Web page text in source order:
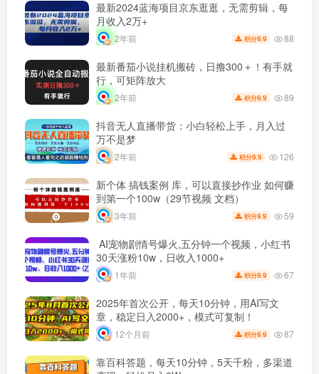
最新2024蓝海项目京东逛逛，无需剪辑，每
月收入2万+
2年前 积分9.9 88
最新番茄小说挂机搬砖，日撸300＋！有手就
行，可矩阵放大
2年前 积分9.9 89
抖音无人直播带货：小白轻松上手，月入过
万不是梦
2年前 积分9.9 126
新个体 搞钱案例 库，可以直接抄作业 如何赚
到第一个100w（29节视频 文档）
3年前 积分9.9 59
AI宠物剧情号爆火,五分钟一个视频，小红书
30天涨粉10w，日收入1000+
1年前 积分9.9 67
2025年首次公开，每天10分钟，用AI写文
章，稳定日入2000+，模式可复制！
12个月前 积分9.9 87
靠百科答题，每天10分钟，5天千粉，多渠道